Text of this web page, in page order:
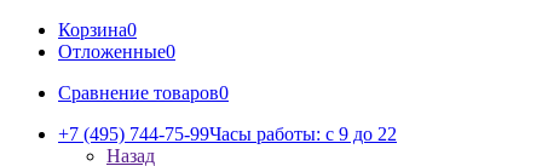
Корзина0
Отложенные0
Сравнение товаров0
+7 (495) 744-75-99Часы работы: c 9 до 22
Назад